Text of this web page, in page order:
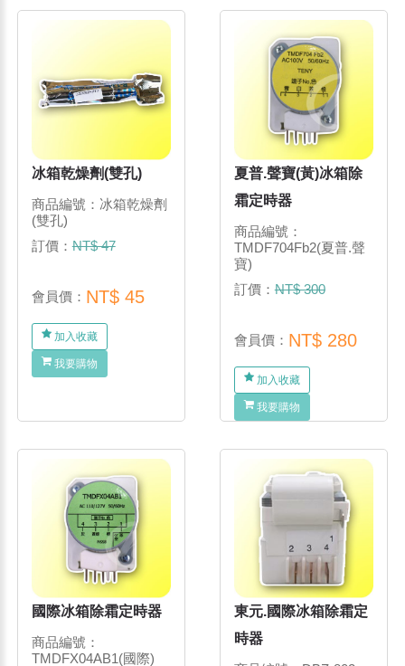
冰箱乾燥劑(雙孔)
商品編號：冰箱乾燥劑
(雙孔)
訂價：NT$ 47
會員價： NT$ 45
加入收藏
我要購物
夏普.聲寶(黃)冰箱除
霜定時器
商品編號：
TMDF704Fb2(夏普.聲
寶)
訂價：NT$ 300
會員價： NT$ 280
加入收藏
我要購物
國際冰箱除霜定時器
商品編號：
TMDFX04AB1(國際)
東元.國際冰箱除霜定
時器